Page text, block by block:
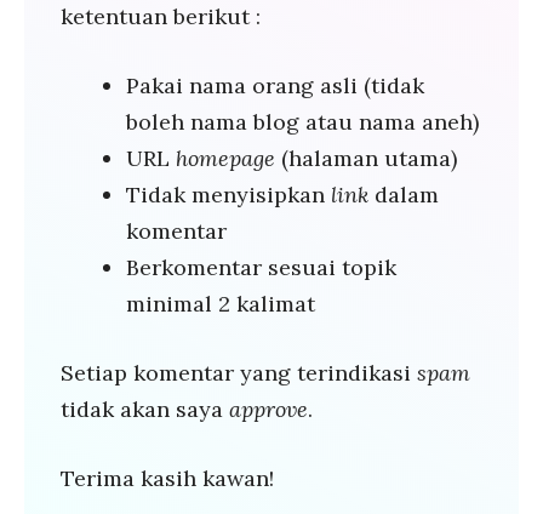
ketentuan berikut :
Pakai nama orang asli (tidak
boleh nama blog atau nama aneh)
URL homepage (halaman utama)
Tidak menyisipkan link dalam
komentar
Berkomentar sesuai topik
minimal 2 kalimat
Setiap komentar yang terindikasi spam
tidak akan saya approve.
Terima kasih kawan!